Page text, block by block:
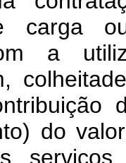
carga
a
do